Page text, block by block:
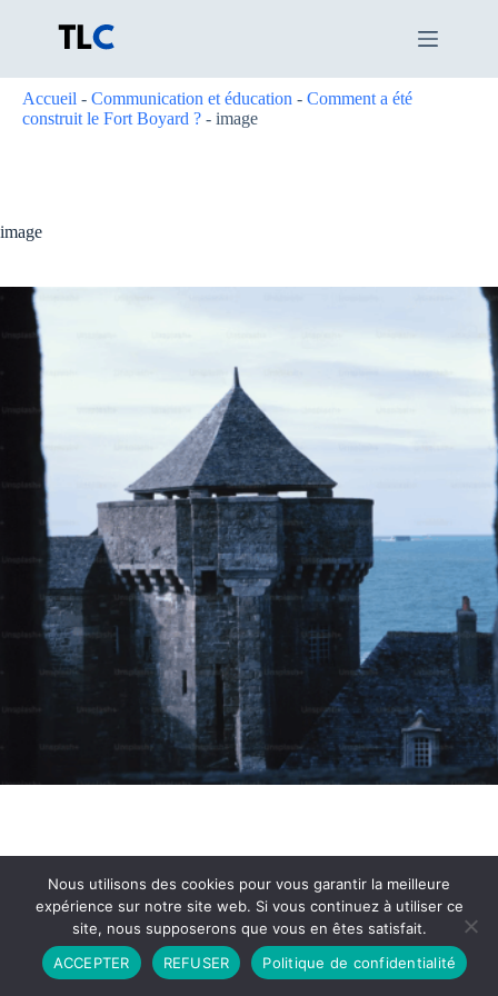
Accueil - Communication et éducation - Comment a été
construit le Fort Boyard ? - image
image
Partenariat Contact
Politique de Confidentialité
CGU
Copyright © 2026 - Propulsé par DIEUDUDIABLE
Nous utilisons des cookies pour vous garantir la meilleure
expérience sur notre site web. Si vous continuez à utiliser ce
site, nous supposerons que vous en êtes satisfait.
ACCEPTER
REFUSER Politique de confidentialité